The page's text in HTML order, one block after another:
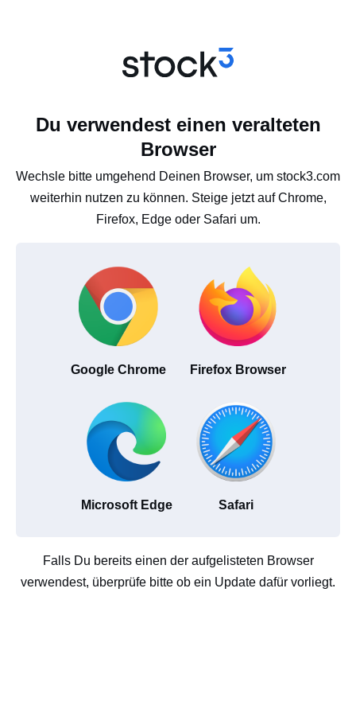
Du verwendest einen veralteten
Browser
Wechsle bitte umgehend Deinen Browser, um stock3.com
weiterhin nutzen zu können. Steige jetzt auf Chrome,
Firefox, Edge oder Safari um.
Google Chrome Firefox Browser
Microsoft Edge Safari
Falls Du bereits einen der aufgelisteten Browser
verwendest, überprüfe bitte ob ein Update dafür vorliegt.